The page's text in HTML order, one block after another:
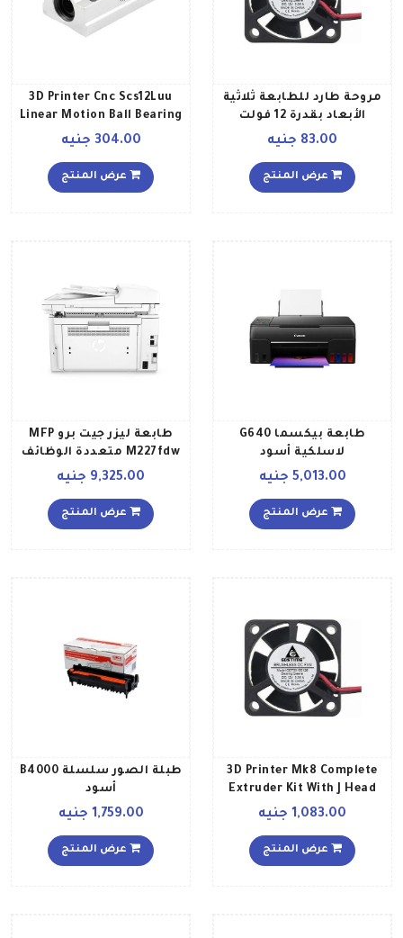
مروحة طارد للطابعة ثلاثية
الأبعاد بقدرة 12 فولت
مقاس 4×4 أسود
83.00 جنيه
عرض المنتج
3D Printer Cnc Scs12Luu
Linear Motion Ball Bearing
Slide Block Silver
304.00 جنيه
عرض المنتج
طابعة بيكسما G640
لاسلكية أسود
5,013.00 جنيه
عرض المنتج
طابعة ليزر جيت برو MFP
M227fdw متعددة الوظائف
وأحادية اللون بتصميم
4074 x 3115ملليمتر أبيض
9,325.00 جنيه
عرض المنتج
3D Printer Mk8 Complete
Extruder Kit With J Head
Hotend Filament متعدد
1,083.00 جنيه
عرض المنتج
طبلة الصور سلسلة B4000
أسود
1,759.00 جنيه
عرض المنتج